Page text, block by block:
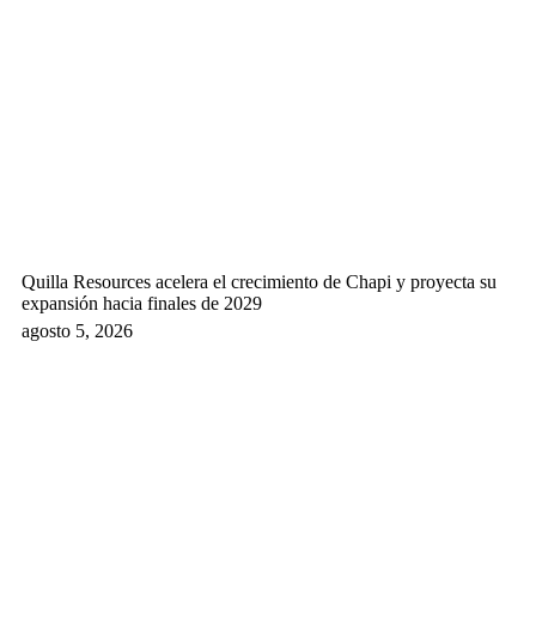
Quilla Resources acelera el crecimiento de Chapi y proyecta su
expansión hacia finales de 2029
agosto 5, 2026